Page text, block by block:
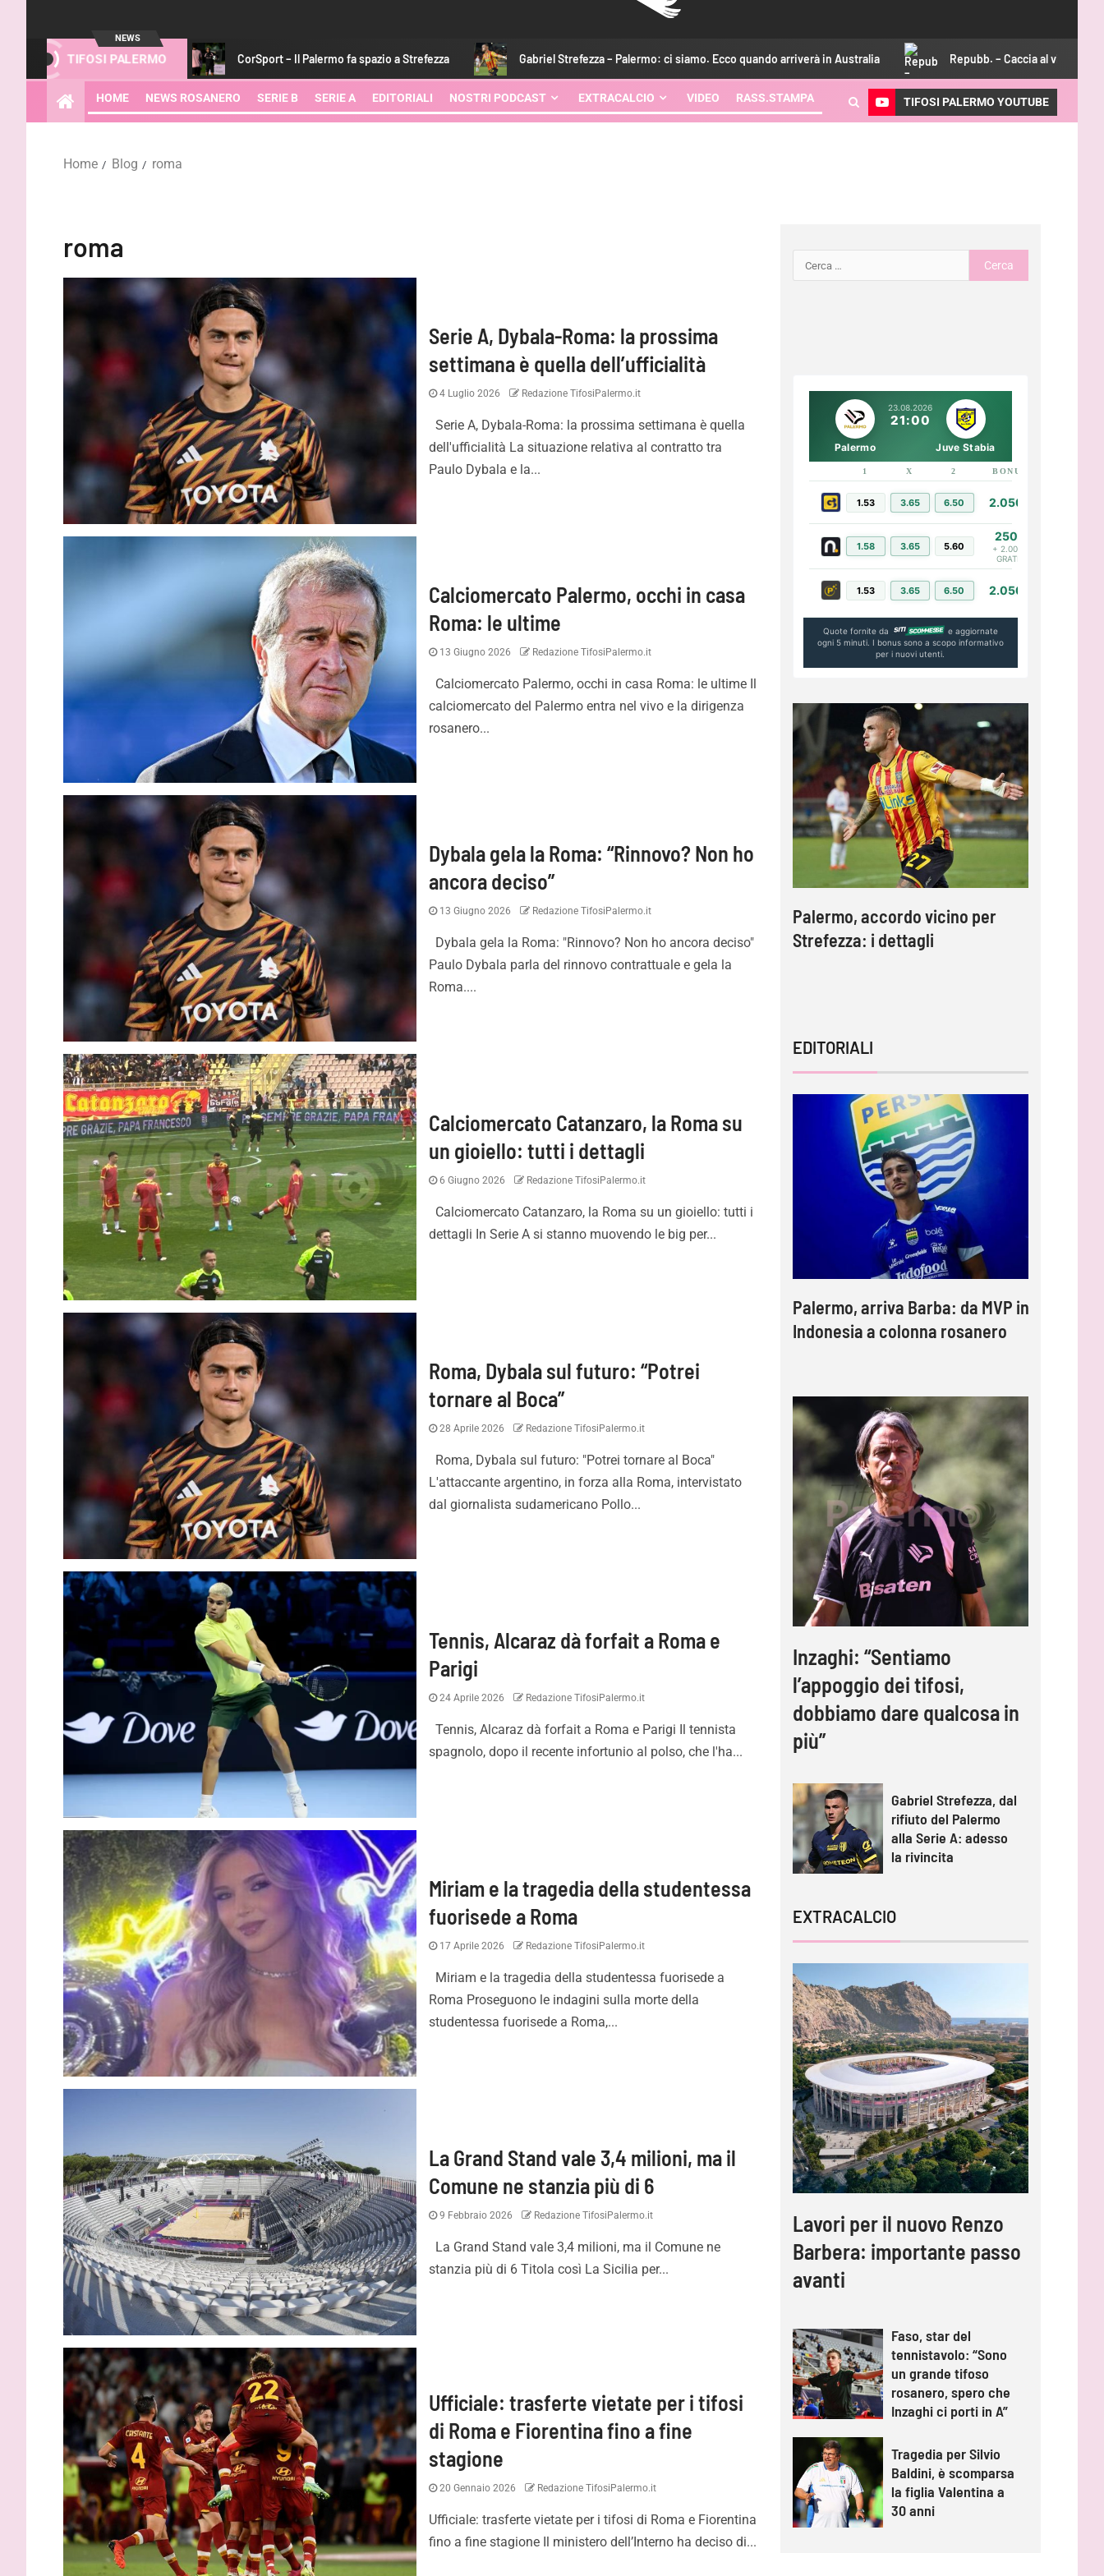
NEWS
TIFOSI PALERMO
la spalla di Bani CorSport – Il Palermo fa spazio a Strefezza Gabriel Strefezza – Palermo: ci siamo. Ecco quando arriverà in Australia Repubb. – Caccia al vice Pohjanpalo, piace Di
HOME NEWS ROSANERO SERIE B SERIE A EDITORIALI NOSTRI PODCAST EXTRACALCIO VIDEO RASS.STAMPA TIFOSI PALERMO YOUTUBE
Home Blog roma
roma
Serie A, Dybala-Roma: la prossima
settimana è quella dell’ufficialità
4 Luglio 2026 Redazione TifosiPalermo.it
Serie A, Dybala-Roma: la prossima settimana è quella
dell'ufficialità La situazione relativa al contratto tra
Paulo Dybala e la...
Calciomercato Palermo, occhi in casa
Roma: le ultime
13 Giugno 2026 Redazione TifosiPalermo.it
Calciomercato Palermo, occhi in casa Roma: le ultime Il
calciomercato del Palermo entra nel vivo e la dirigenza
rosanero...
Dybala gela la Roma: “Rinnovo? Non ho
ancora deciso”
13 Giugno 2026 Redazione TifosiPalermo.it
Dybala gela la Roma: "Rinnovo? Non ho ancora deciso"
Paulo Dybala parla del rinnovo contrattuale e gela la
Roma....
Calciomercato Catanzaro, la Roma su
un gioiello: tutti i dettagli
6 Giugno 2026 Redazione TifosiPalermo.it
Calciomercato Catanzaro, la Roma su un gioiello: tutti i
dettagli In Serie A si stanno muovendo le big per...
Roma, Dybala sul futuro: “Potrei
tornare al Boca”
28 Aprile 2026 Redazione TifosiPalermo.it
Roma, Dybala sul futuro: "Potrei tornare al Boca"
L'attaccante argentino, in forza alla Roma, intervistato
dal giornalista sudamericano Pollo...
Tennis, Alcaraz dà forfait a Roma e
Parigi
24 Aprile 2026 Redazione TifosiPalermo.it
Tennis, Alcaraz dà forfait a Roma e Parigi Il tennista
spagnolo, dopo il recente infortunio al polso, che l'ha...
Miriam e la tragedia della studentessa
fuorisede a Roma
17 Aprile 2026 Redazione TifosiPalermo.it
Miriam e la tragedia della studentessa fuorisede a
Roma Proseguono le indagini sulla morte della
studentessa fuorisede a Roma,...
La Grand Stand vale 3,4 milioni, ma il
Comune ne stanzia più di 6
9 Febbraio 2026 Redazione TifosiPalermo.it
La Grand Stand vale 3,4 milioni, ma il Comune ne
stanzia più di 6 Titola così La Sicilia per...
Ufficiale: trasferte vietate per i tifosi
di Roma e Fiorentina fino a fine
stagione
20 Gennaio 2026 Redazione TifosiPalermo.it
Ufficiale: trasferte vietate per i tifosi di Roma e Fiorentina
fino a fine stagione Il ministero dell’Interno ha deciso di...
23.08.2026
21:00
Palermo Juve Stabia
1 X 2 BONUS
1.53 3.65 6.50 2.050€
1.58 3.65 5.60
250€
+ 2.000€
GRATIS
1.53 3.65 6.50 2.050€
Quote fornite da
e aggiornate
ogni 5 minuti. I bonus sono a scopo informativo
per i nuovi utenti.
Palermo, accordo vicino per
Strefezza: i dettagli
Inzaghi: “Essere qui con le
migliori squadre d’Italia fa
capire la portata di Palermo”
Strefezza: visite mediche e
contratto, questi i dettagli
Palermo, accordo vicino per
Strefezza: i dettagli
EDITORIALI
Palermo, arriva Barba: da MVP in
Indonesia a colonna rosanero
Inzaghi: “Sentiamo
l’appoggio dei tifosi,
dobbiamo dare qualcosa in
più”
Gabriel Strefezza, dal
rifiuto del Palermo
alla Serie A: adesso
la rivincita
EXTRACALCIO
Lavori per il nuovo Renzo
Barbera: importante passo
avanti
Faso, star del
tennistavolo: “Sono
un grande tifoso
rosanero, spero che
Inzaghi ci porti in A”
Tragedia per Silvio
Baldini, è scomparsa
la figlia Valentina a
30 anni